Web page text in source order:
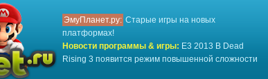
ЭмуПланет.ру: Старые игры на новых
платформах!
Новости программы & игры: Е3 2013 В Dead
Rising 3 появится режим повышенной сложности